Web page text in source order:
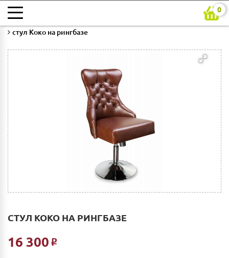
0
Главная
стул Коко на рингбазе
СТУЛ КОКО НА РИНГБАЗЕ
16 300 Р